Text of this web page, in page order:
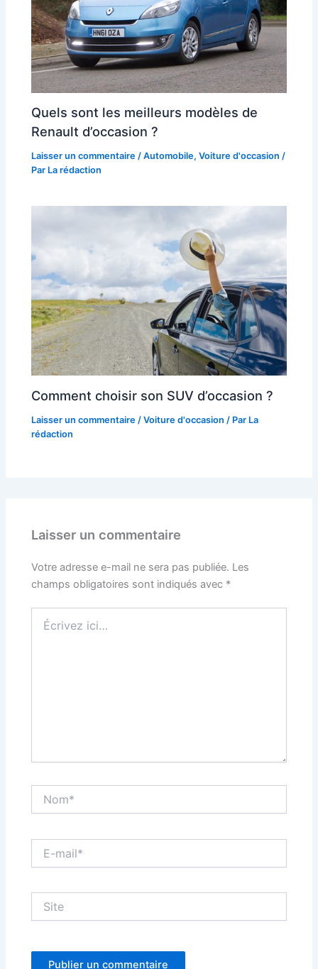
Quels sont les meilleurs modèles de
Renault d’occasion ?
Laisser un commentaire /Automobile,Voiture d'occasion /
Par La rédaction
Comment choisir son SUV d’occasion ?
Laisser un commentaire /Voiture d'occasion / Par La
rédaction
Laisser un commentaire
Votre adresse e-mail ne sera pas publiée. Les
champs obligatoires sont indiqués avec *
ici…
mail*